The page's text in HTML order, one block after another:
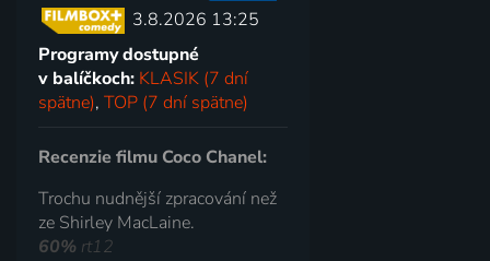
3.8.2026 13:25
Programy dostupné
v balíčkoch: KLASIK (7 dní
spätne),TOP (7 dní spätne)
Recenzie filmu Coco Chanel:
Trochu nudnější zpracování než
ze Shirley MacLaine.
60% rt12